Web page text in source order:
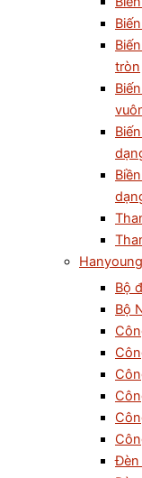
tròn
Hanyoung
Bộ
Bộ
Đèn